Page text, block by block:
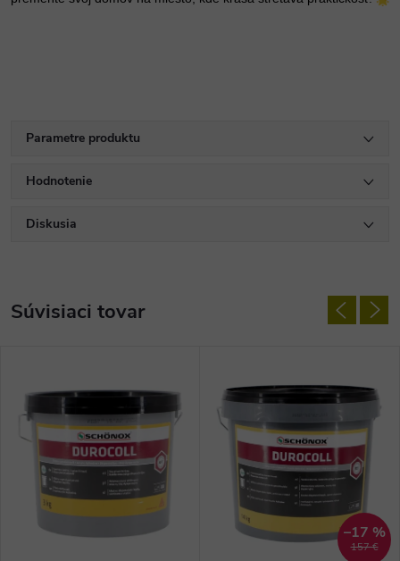
Parametre produktu
Hodnotenie
Diskusia
Súvisiaci tovar
157 €
–17 %